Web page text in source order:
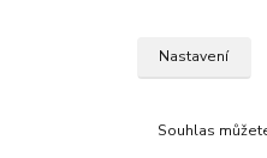
Přírodní certifikované
Nastavení
Souhlas